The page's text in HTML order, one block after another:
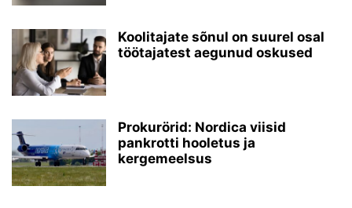
Koolitajate sõnul on suurel osal
töötajatest aegunud oskused
Prokurörid: Nordica viisid
pankrotti hooletus ja
kergemeelsus